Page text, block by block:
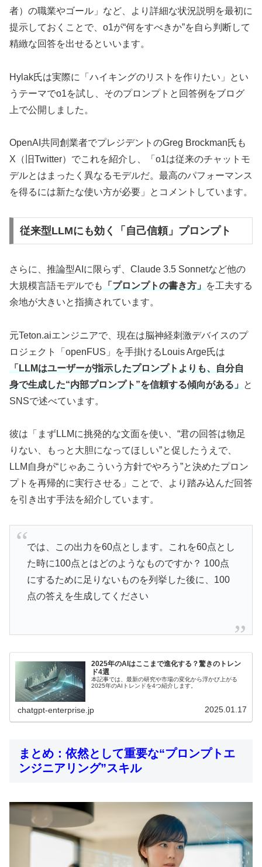
者）の職業やゴール」など、より詳細な状況説明を最初に
提示しておくことで、o1が“何をすべきか”を自ら判断して
精緻な回答を出せるといいます。
Hylak氏は実際に「ハイキングのリストを作りたい」とい
うテーマでo1を試し、そのプロンプトと回答例をブログ
上で公開しました。
OpenAI共同創業者でプレジデントのGreg Brockman氏も
X（旧Twitter）でこれを紹介し、「o1は従来のチャットモ
デルとはまったく異なるモデルだ。最高のパフォーマンス
を得るには新たな使い方が必要」とコメントしています。
従来型LLMにも効く「自己信頼」プロンプト
さらに、推論型AIに限らず、Claude 3.5 Sonnetなど他の
大規模言語モデルでも
「プロンプトの書き方」 を工夫する
余地が大きいと指摘されています。
元Teton.aiエンジニアで、現在は脳神経刺激デバイスのプ
ロジェクト「openFUS」を手掛けるLouis Arge氏は
「LLMはユーザーが指示したプロンプトよりも、自分自
身で生成した“内部プロンプト”を信頼する傾向がある」 と
SNSで述べています。
彼は「まずLLMに挑発的な文面を使い、“君の回答は物足
りない、もっと大胆になってほしい”と促したうえで、
LLM自身が“じゃあこういう方針でやろう”と決めたプロン
プトを再帰的に実行させる」ことで、より踏み込んだ回答
を引き出す手法を紹介しています。
では、この出力を60点とします。これを60点とし
た時に100点とはどのようなものですか？ 100点
にするために足りないものを列挙した後に、100
点の答えを生成してください
2025年のAIはここまで進化する？驚きのトレン
ド4選
本記事では、最新の研究や市場の変化から浮かび上がる
2025年のAIトレンドを4つ紹介します。
chatgpt-enterprise.jp 2025.01.17
まとめ：依然として重要な“プロンプトエ
ンジニアリング”スキル